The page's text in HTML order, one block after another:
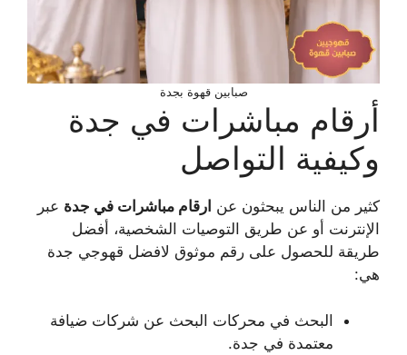
صبابين قهوة بجدة
أرقام مباشرات في جدة
وكيفية التواصل
كثير من الناس يبحثون عن ارقام مباشرات في جدة عبر
الإنترنت أو عن طريق التوصيات الشخصية، أفضل
طريقة للحصول على رقم موثوق لافضل قهوجي جدة
هي:
البحث في محركات البحث عن شركات ضيافة
معتمدة في جدة.